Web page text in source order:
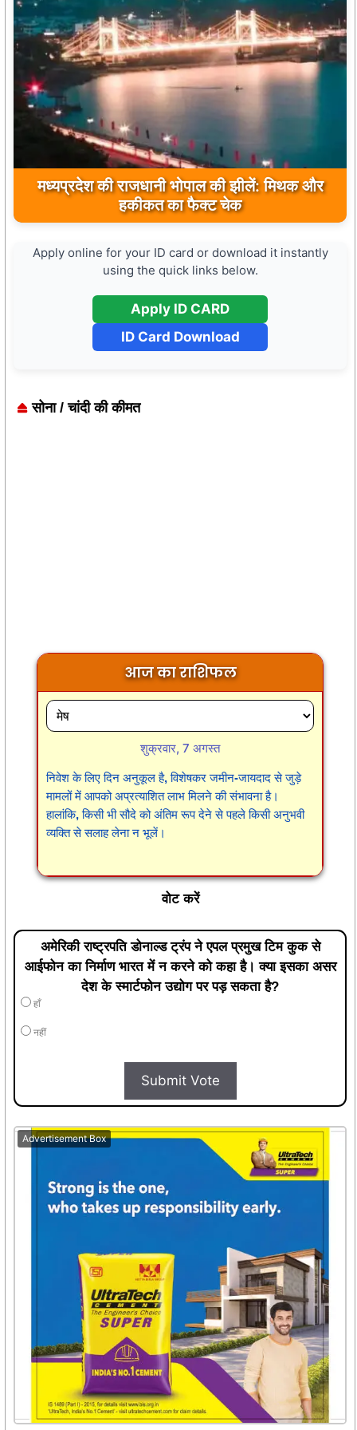
मध्यप्रदेश की राजधानी भोपाल की झीलें: मिथक और
हकीकत का फैक्ट चेक
मुख्यमंत्री डॉ. मोहन यादव ने मऊगंज के बहुती जलप्रपात
का अवलोकन कर पर्यटन विकास की दिशा में उठाया कदम
Apply online for your ID card or download it instantly
using the quick links below.
Apply ID CARD
ID Card Download
सोना / चांदी की कीमत
आज का राशिफल
शुक्रवार, 7 अगस्त
निवेश के लिए दिन अनुकूल है, विशेषकर जमीन-जायदाद से जुड़े
मामलों में आपको अप्रत्याशित लाभ मिलने की संभावना है।
हालांकि, किसी भी सौदे को अंतिम रूप देने से पहले किसी अनुभवी
व्यक्ति से सलाह लेना न भूलें।
वोट करें
अमेरिकी राष्ट्रपति डोनाल्ड ट्रंप ने एपल प्रमुख टिम कुक से
आईफोन का निर्माण भारत में न करने को कहा है। क्या इसका असर
देश के स्मार्टफोन उद्योग पर पड़ सकता है?
हाँ
नहीं
Submit Vote
Advertisement Box